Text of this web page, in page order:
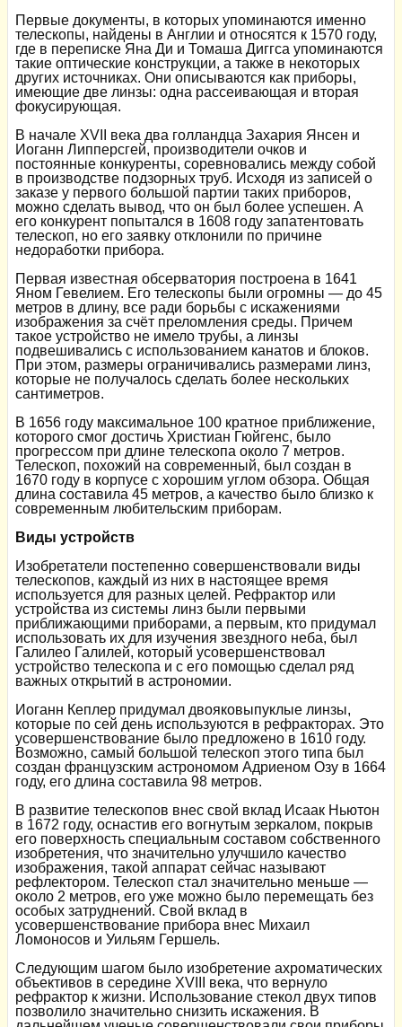
Первые документы, в которых упоминаются именно
телескопы, найдены в Англии и относятся к 1570 году,
где в переписке Яна Ди и Томаша Диггса упоминаются
такие оптические конструкции, а также в некоторых
других источниках. Они описываются как приборы,
имеющие две линзы: одна рассеивающая и вторая
фокусирующая.
В начале XVII века два голландца Захария Янсен и
Иоганн Липперсгей, производители очков и
постоянные конкуренты, соревновались между собой
в производстве подзорных труб. Исходя из записей о
заказе у первого большой партии таких приборов,
можно сделать вывод, что он был более успешен. А
его конкурент попытался в 1608 году запатентовать
телескоп, но его заявку отклонили по причине
недоработки прибора.
Первая известная обсерватория построена в 1641
Яном Гевелием. Его телескопы были огромны — до 45
метров в длину, все ради борьбы с искажениями
изображения за счёт преломления среды. Причем
такое устройство не имело трубы, а линзы
подвешивались с использованием канатов и блоков.
При этом, размеры ограничивались размерами линз,
которые не получалось сделать более нескольких
сантиметров.
В 1656 году максимальное 100 кратное приближение,
которого смог достичь Христиан Гюйгенс, было
прогрессом при длине телескопа около 7 метров.
Телескоп, похожий на современный, был создан в
1670 году в корпусе с хорошим углом обзора. Общая
длина составила 45 метров, а качество было близко к
современным любительским приборам.
Виды устройств
Изобретатели постепенно совершенствовали виды
телескопов, каждый из них в настоящее время
используется для разных целей. Рефрактор или
устройства из системы линз были первыми
приближающими приборами, а первым, кто придумал
использовать их для изучения звездного неба, был
Галилео Галилей, который усовершенствовал
устройство телескопа и с его помощью сделал ряд
важных открытий в астрономии.
Иоганн Кеплер придумал двояковыпуклые линзы,
которые по сей день используются в рефракторах. Это
усовершенствование было предложено в 1610 году.
Возможно, самый большой телескоп этого типа был
создан французским астрономом Адриеном Озу в 1664
году, его длина составила 98 метров.
В развитие телескопов внес свой вклад Исаак Ньютон
в 1672 году, оснастив его вогнутым зеркалом, покрыв
его поверхность специальным составом собственного
изобретения, что значительно улучшило качество
изображения, такой аппарат сейчас называют
рефлектором. Телескоп стал значительно меньше —
около 2 метров, его уже можно было перемещать без
особых затруднений. Свой вклад в
усовершенствование прибора внес Михаил
Ломоносов и Уильям Гершель.
Следующим шагом было изобретение ахроматических
объективов в середине XVIII века, что вернуло
рефрактор к жизни. Использование стекол двух типов
позволило значительно снизить искажения. В